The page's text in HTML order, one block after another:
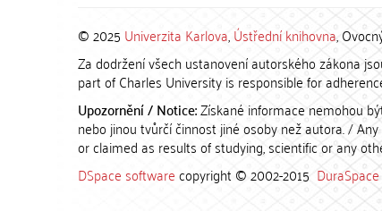
© 2025 Univerzita Karlova,Ústřední knihovna,
Za dodržení všech ustanovení autorského zákona
part of Charles University is responsible for
Upozornění / Notice:Získané informace nemohou
nebo jinou tvůrčí činnost jiné osoby než autora. /
or claimed as results of studying, scientific or any
DSpace softwarecopyright © 2002-2015 DuraSpace